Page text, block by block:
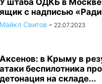
У штаба ОДКБ в
ящик с надписью
Майкл Свитов - 22.07.2023
Аксенов: в Крыму в
атаки беспилотника
детонация на складе...